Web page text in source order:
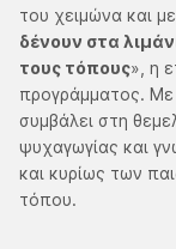
του χειμώνα και
δένουν στα
τους τόπους», η
προγράμματος.
συμβάλει στη
ψυχαγωγίας και
και κυρίως των
τόπου.